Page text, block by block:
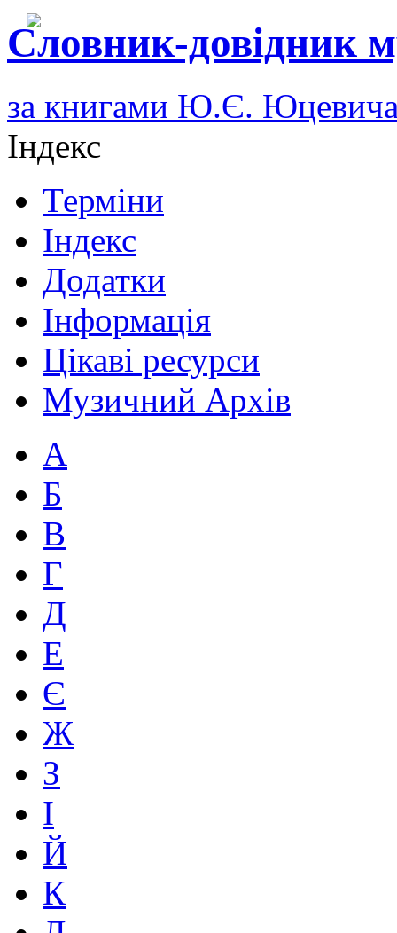
Словник-довідник
за книгами Ю.Є.
Індекс
Терміни
Індекс
Додатки
Інформація
Цікаві ресурси
Музичний Архів
А
Б
В
Г
Д
Е
Є
Ж
З
І
Й
К